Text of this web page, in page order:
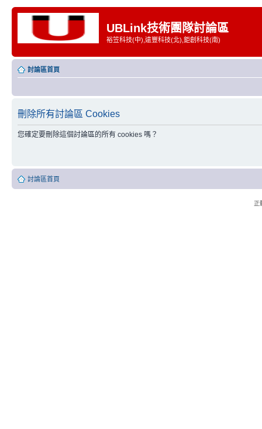
UBLink技術團隊討論區
裕笠科技(中),遠豐科技(北),鉅創科技(南)
討論區首頁
刪除所有討論區 Cookies
您確定要刪除這個討論區的所有 cookies 嗎？
討論區首頁
正